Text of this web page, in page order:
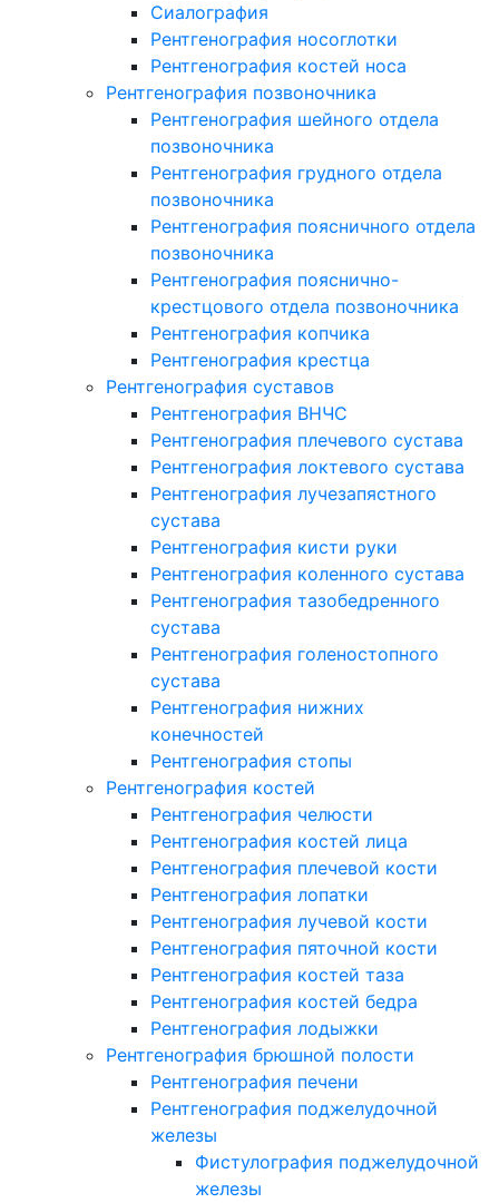
Сиалография
Рентгенография носоглотки
Рентгенография костей носа
Рентгенография позвоночника
Рентгенография шейного отдела
позвоночника
Рентгенография грудного отдела
позвоночника
Рентгенография поясничного отдела
позвоночника
Рентгенография пояснично-
крестцового отдела позвоночника
Рентгенография копчика
Рентгенография крестца
Рентгенография суставов
Рентгенография ВНЧС
Рентгенография плечевого сустава
Рентгенография локтевого сустава
Рентгенография лучезапястного
сустава
Рентгенография кисти руки
Рентгенография коленного сустава
Рентгенография тазобедренного
сустава
Рентгенография голеностопного
сустава
Рентгенография нижних
конечностей
Рентгенография стопы
Рентгенография костей
Рентгенография челюсти
Рентгенография костей лица
Рентгенография плечевой кости
Рентгенография лопатки
Рентгенография лучевой кости
Рентгенография пяточной кости
Рентгенография костей таза
Рентгенография костей бедра
Рентгенография лодыжки
Рентгенография брюшной полости
Рентгенография печени
Рентгенография поджелудочной
железы
Фистулография поджелудочной
железы